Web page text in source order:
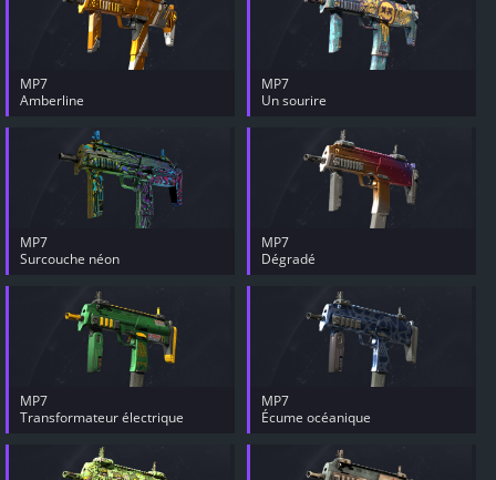
MP7
Amberline
MP7
Un sourire
MP7
Surcouche néon
MP7
Dégradé
MP7
Transformateur électrique
MP7
Écume océanique